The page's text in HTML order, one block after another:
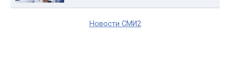
Новости СМИ2